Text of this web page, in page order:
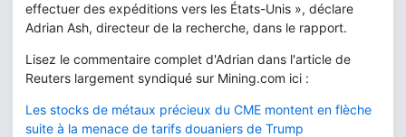
effectuer des expéditions vers les États-Unis », déclare
Adrian Ash, directeur de la recherche, dans le rapport.
Lisez le commentaire complet d'Adrian dans l'article de
Reuters largement syndiqué sur Mining.com ici :
Les stocks de métaux précieux du CME montent en flèche
suite à la menace de tarifs douaniers de Trump